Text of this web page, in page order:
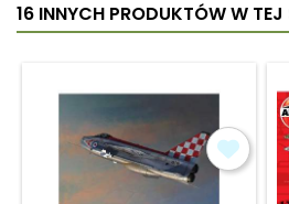
16 INNYCH PRODUKTÓW W